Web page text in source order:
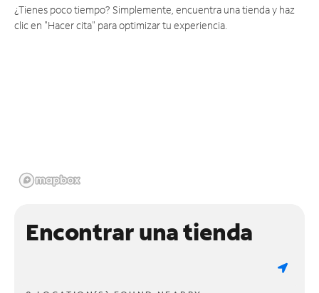
¿Tienes poco tiempo? Simplemente, encuentra una tienda y haz
clic en "Hacer cita" para optimizar tu experiencia.
Encontrar una tienda